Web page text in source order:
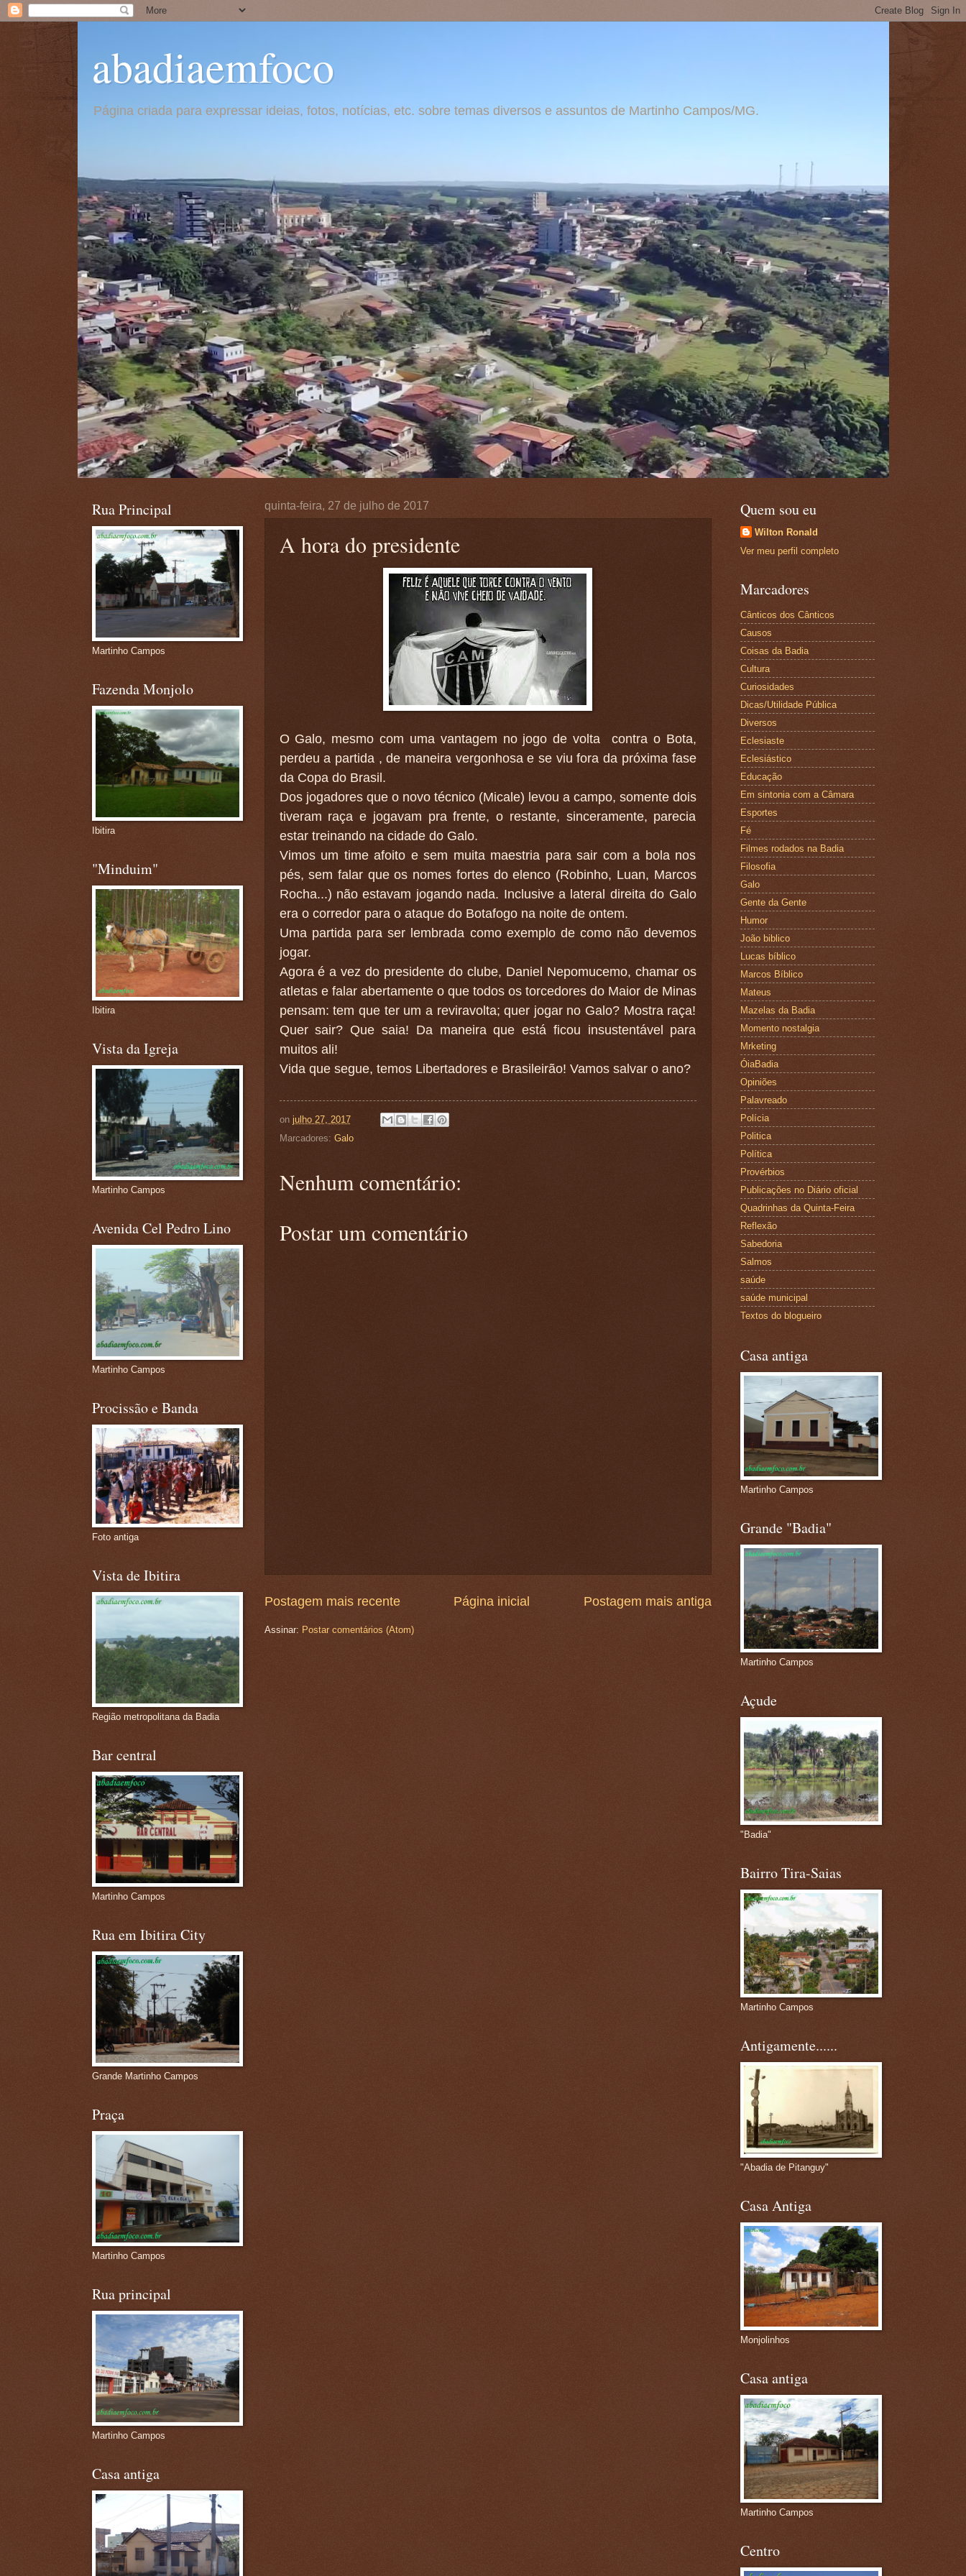
abadiaemfoco
Página criada para expressar ideias, fotos, notícias, etc. sobre temas diversos e assuntos de Martinho Campos/MG.
quinta-feira, 27 de julho de 2017
A hora do presidente
O Galo, mesmo com uma vantagem no jogo de volta contra o Bota,
perdeu a partida , de maneira vergonhosa e se viu fora da próxima fase
da Copa do Brasil.
Dos jogadores que o novo técnico (Micale) levou a campo, somente dois
tiveram raça e jogavam pra frente, o restante, sinceramente, parecia
estar treinando na cidade do Galo.
Vimos um time afoito e sem muita maestria para sair com a bola nos
pés, sem falar que os nomes fortes do elenco (Robinho, Luan, Marcos
Rocha...) não estavam jogando nada. Inclusive a lateral direita do Galo
era o corredor para o ataque do Botafogo na noite de ontem.
Uma partida para ser lembrada como exemplo de como não devemos
jogar.
Agora é a vez do presidente do clube, Daniel Nepomucemo, chamar os
atletas e falar abertamente o que todos os torcedores do Maior de Minas
pensam: tem que ter um a reviravolta; quer jogar no Galo? Mostra raça!
Quer sair? Que saia! Da maneira que está ficou insustentável para
muitos ali!
Vida que segue, temos Libertadores e Brasileirão! Vamos salvar o ano?
on julho 27, 2017
Marcadores: Galo
Nenhum comentário:
Postar um comentário
Postagem mais recente Postagem mais antiga
Página inicial
Assinar: Postar comentários (Atom)
Rua Principal
Martinho Campos
Fazenda Monjolo
Ibitira
"Minduim"
Ibitira
Vista da Igreja
Martinho Campos
Avenida Cel Pedro Lino
Martinho Campos
Procissão e Banda
Foto antiga
Vista de Ibitira
Região metropolitana da Badia
Bar central
Martinho Campos
Rua em Ibitira City
Grande Martinho Campos
Praça
Martinho Campos
Rua principal
Martinho Campos
Casa antiga
Quem sou eu
Wilton Ronald
Ver meu perfil completo
Marcadores
Cânticos dos Cânticos
Causos
Coisas da Badia
Cultura
Curiosidades
Dicas/Utilidade Pública
Diversos
Eclesiaste
Eclesiástico
Educação
Em sintonia com a Câmara
Esportes
Fé
Filmes rodados na Badia
Filosofia
Galo
Gente da Gente
Humor
João biblico
Lucas bíblico
Marcos Bíblico
Mateus
Mazelas da Badia
Momento nostalgia
Mrketing
ÓiaBadia
Opiniões
Palavreado
Polícia
Politica
Política
Provérbios
Publicações no Diário oficial
Quadrinhas da Quinta-Feira
Reflexão
Sabedoria
Salmos
saúde
saúde municipal
Textos do blogueiro
Casa antiga
Martinho Campos
Grande "Badia"
Martinho Campos
Açude
"Badia"
Bairro Tira-Saias
Martinho Campos
Antigamente......
"Abadia de Pitanguy"
Casa Antiga
Monjolinhos
Casa antiga
Martinho Campos
Centro